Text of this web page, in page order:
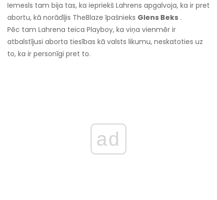
Iemesls tam bija tas, ka iepriekš Lahrens apgalvoja, ka ir pret
abortu, kā norādījis TheBlaze īpašnieks Glens Beks .
Pēc tam Lahrena teica Playboy, ka viņa vienmēr ir
atbalstījusi aborta tiesības kā valsts likumu, neskatoties uz
to, ka ir personīgi pret to.
ad